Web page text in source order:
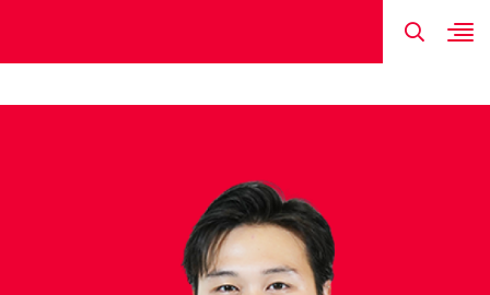
KẾT QUẢ
DƯƠNG